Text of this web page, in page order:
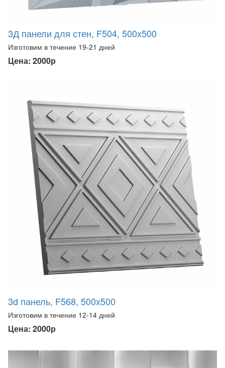
3Д панели для стен, F504, 500х500
Изготовим в течение 19-21 дней
Цена: 2000р
3d панель, F568, 500х500
Изготовим в течение 12-14 дней
Цена: 2000р